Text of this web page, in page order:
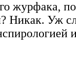
журфака,
Никак. Уж